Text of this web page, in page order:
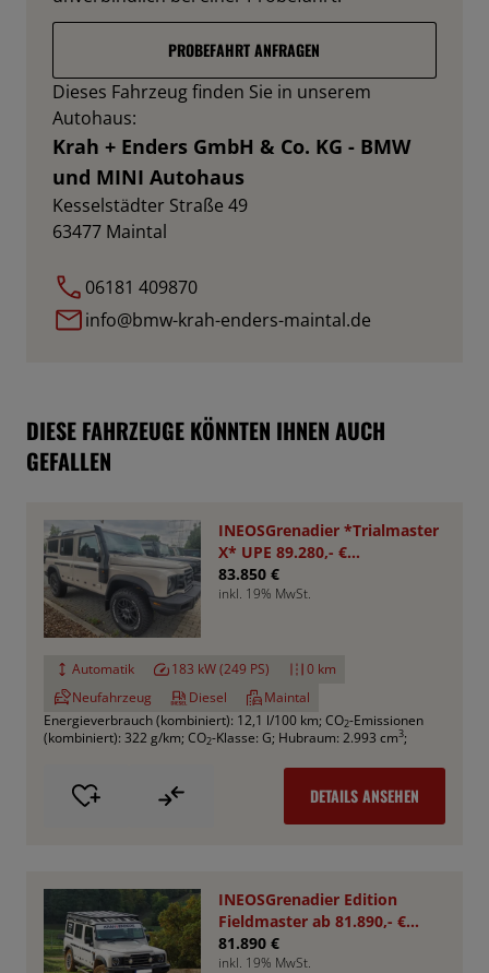
PROBEFAHRT ANFRAGEN
Dieses Fahrzeug finden Sie in unserem
Autohaus:
Krah + Enders GmbH & Co. KG - BMW
und MINI Autohaus
Kesselstädter Straße 49
63477 Maintal
06181 409870
info@bmw-krah-enders-maintal.de
DIESE FAHRZEUGE KÖNNTEN IHNEN AUCH
GEFALLEN
INEOSGrenadier *Trialmaster
X* UPE 89.280,- €
*Aktionspreis*
83.850 €
inkl. 19% MwSt.
Automatik 183 kW (249 PS)
0 km
Neufahrzeug
Diesel
Maintal
Energieverbrauch (kombiniert): 12,1 l/100 km; CO2-Emissionen
(kombiniert): 322 g/km; CO2-Klasse: G; Hubraum: 2.993 cm3;
DETAILS ANSEHEN
INEOSGrenadier Edition
Fieldmaster ab 81.890,- €
*Bestellfahrzeug*
81.890 €
inkl. 19% MwSt.